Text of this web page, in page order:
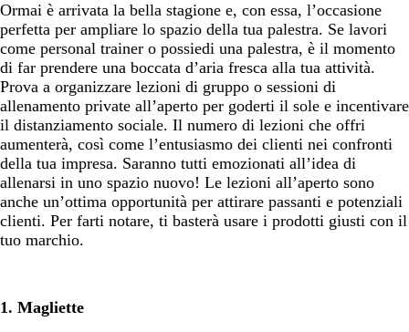
Ormai è arrivata la bella stagione e, con essa, l’occasione
perfetta per ampliare lo spazio della tua palestra. Se lavori
come personal trainer o possiedi una palestra, è il momento
di far prendere una boccata d’aria fresca alla tua attività.
Prova a organizzare lezioni di gruppo o sessioni di
allenamento private all’aperto per goderti il sole e incentivare
il distanziamento sociale. Il numero di lezioni che offri
aumenterà, così come l’entusiasmo dei clienti nei confronti
della tua impresa. Saranno tutti emozionati all’idea di
allenarsi in uno spazio nuovo! Le lezioni all’aperto sono
anche un’ottima opportunità per attirare passanti e potenziali
clienti. Per farti notare, ti basterà usare i prodotti giusti con il
tuo marchio.
1. Magliette